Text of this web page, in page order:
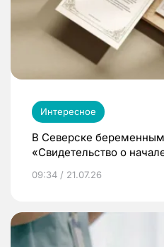
Интересное
В Северске беременным
«Свидетельство о
09:34 / 21.07.26